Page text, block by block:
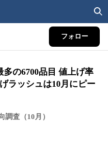
フォロー
の6700品目 値上げ率
ラッシュは10月にピー
調査（10月）